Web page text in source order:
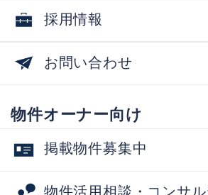
採用情報
お問い合わせ
物件オーナー向け
掲載物件募集中
物件活用相談・コンサ